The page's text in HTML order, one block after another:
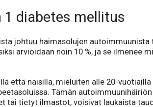
1 diabetes mellitus
johtuu haimasolujen
arvioidaan noin 10 %, ja se ilmenee
että naisilla, mieluiten alle 20-
Tämän
tietyt ilmastot, voisivat laukaista